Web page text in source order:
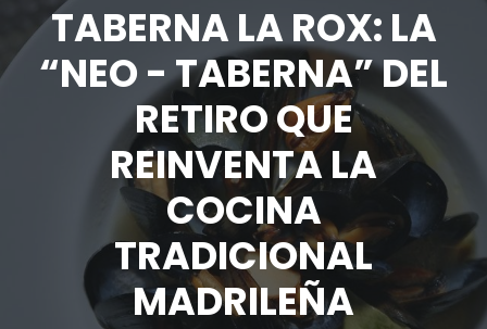
TABERNA LA ROX: LA
“NEO - TABERNA” DEL
RETIRO QUE
REINVENTA LA
COCINA
TRADICIONAL
MADRILEÑA